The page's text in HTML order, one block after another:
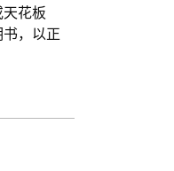
花板
，以正